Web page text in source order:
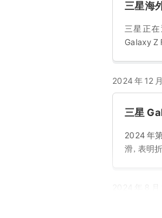
三星海
三星正
Galaxy Z
2024 年 12
三星
2024 年
滑，表明